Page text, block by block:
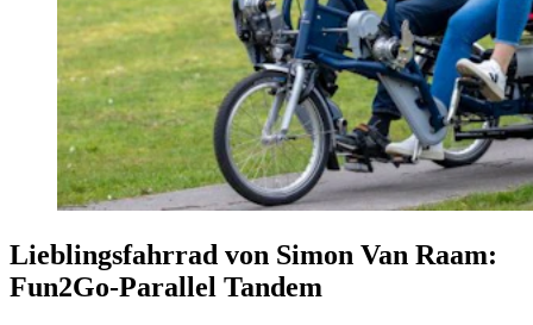
Lieblingsfahrrad von Simon Van Raam:
Fun2Go-Parallel Tandem